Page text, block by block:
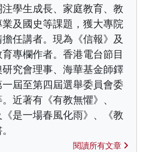
學生成長、家庭教育、教
及國史等課題，獲大專院
任講者。現為《信報》及
育專欄作者。香港電台節目
究會理事、海華基金師鐸
屆至第四屆選舉委員會委
近著有《有教無懼》、
《是一場春風化雨》、《教
閱讀所有文章